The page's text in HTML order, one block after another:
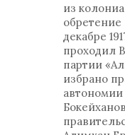
из
обретение
декабре
проходил
партии
избрано
автономии